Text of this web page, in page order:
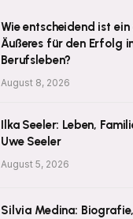
Wie entscheidend ist
Äußeres für den Erfolg
Berufsleben?
August 8, 2026
Ilka Seeler: Leben,
Uwe Seeler
August 5, 2026
Silvia Medina: